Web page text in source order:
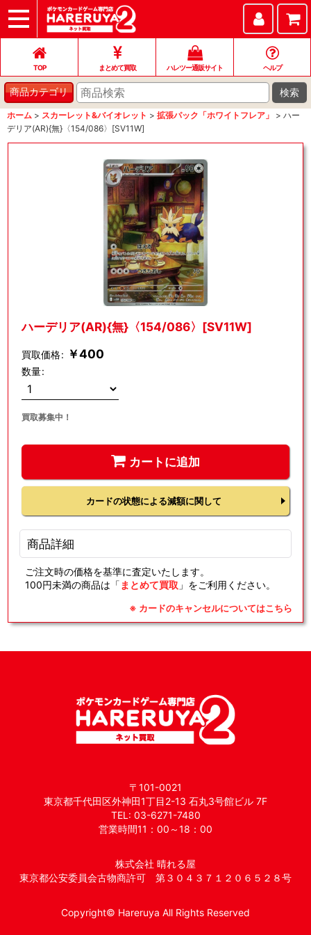
TOP
まとめて買取
ハレツー通販サイト
ヘルプ
お問い合わせ
TOP まとめて買取 ハレツー通販サイト ヘルプ
商品カテゴリ 検索
ホーム > スカーレット&バイオレット > 拡張パック「ホワイトフレア」 > ハー
デリア(AR){無}〈154/086〉[SV11W]
ハーデリア(AR){無}〈154/086〉[SV11W]
買取価格: ￥400
数量:
買取募集中！
カートに追加
カードの状態による減額に関して
商品詳細
ご注文時の価格を基準に査定いたします。
100円未満の商品は「 まとめて買取 」をご利用ください。
※ カードのキャンセルについてはこちら
〒101-0021
東京都千代田区外神田1丁目2-13 石丸3号館ビル 7F
TEL: 03-6271-7480
営業時間11：00～18：00
株式会社 晴れる屋
東京都公安委員会古物商許可 第３０４３７１２０６５２８号
Copyright© Hareruya All Rights Reserved